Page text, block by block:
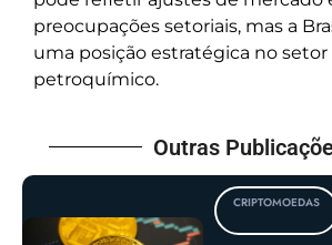
preocupações setoriais, mas a
uma posição estratégica no
petroquímico.
Outras
CRIPTOMOEDAS